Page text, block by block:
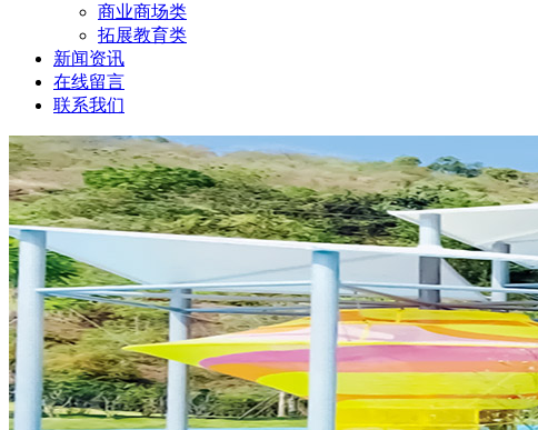
商业商场类
拓展教育类
新闻资讯
在线留言
联系我们